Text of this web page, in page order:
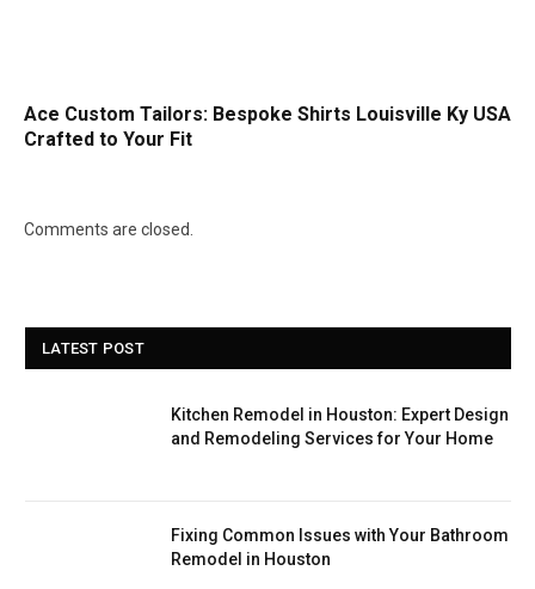
Ace Custom Tailors: Bespoke Shirts Louisville Ky USA
Crafted to Your Fit
Comments are closed.
LATEST POST
Kitchen Remodel in Houston: Expert Design
and Remodeling Services for Your Home
Fixing Common Issues with Your Bathroom
Remodel in Houston